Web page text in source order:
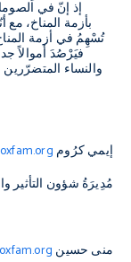
إذ إنّ في
بأزمة المناخ، مع
تُسْهِمُ في أزمة
فيَرْصُدَ أموالاً
والنساء
إيمي كرُوم
مُدِيرَةُ شؤون التأثير
منى حسين